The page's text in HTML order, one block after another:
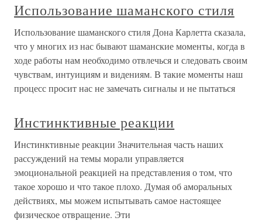
Использование шаманского стиля
Использование шаманского стиля Дона Карлетта сказала,
что у многих из нас бывают шаманские моменты, когда в
ходе работы нам необходимо отвлечься и следовать своим
чувствам, интуициям и видениям. В такие моменты наш
процесс просит нас не замечать сигналы и не пытаться
Инстинктивные реакции
Инстинктивные реакции Значительная часть наших
рассуждений на темы морали управляется
эмоциональной реакцией на представления о том, что
такое хорошо и что такое плохо. Думая об аморальных
действиях, мы можем испытывать самое настоящее
физическое отвращение. Эти